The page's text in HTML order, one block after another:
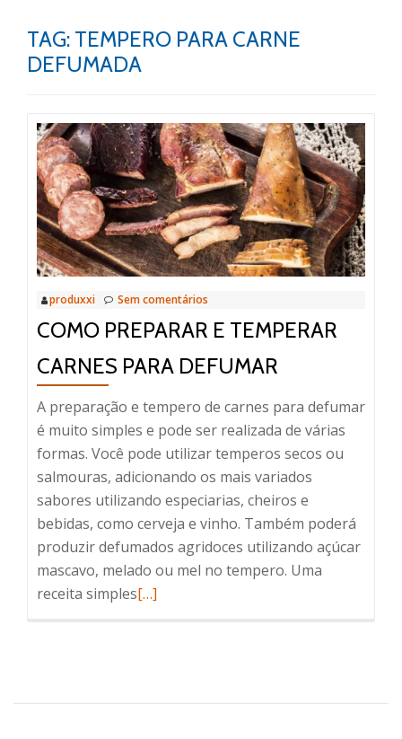
TAG: TEMPERO PARA CARNE
DEFUMADA
produxxi Sem comentários
COMO PREPARAR E TEMPERAR
CARNES PARA DEFUMAR
A preparação e tempero de carnes para defumar
é muito simples e pode ser realizada de várias
formas. Você pode utilizar temperos secos ou
salmouras, adicionando os mais variados
sabores utilizando especiarias, cheiros e
bebidas, como cerveja e vinho. Também poderá
produzir defumados agridoces utilizando açúcar
mascavo, melado ou mel no tempero. Uma
receita simplesLeia
temperar
[…]